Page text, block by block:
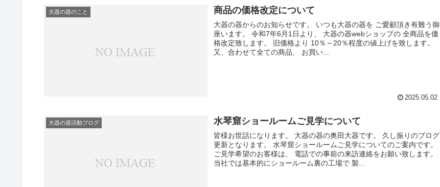
大器の器のこと 商品の価格改定について
大器の器からのお知らせです。 いつも大器の器を ご愛顧頂き有難う御
座います。 令和7年6月1日より、 大器の器webショップの 全商品を価
格改定致します。 旧価格より 10％～20％程度の値上げを致します。
又、合わせて全ての商品、 お買い...
2025.05.02
大器の器活動ブログ 水琴窟ショールームご見学について
皆様お世話になります。 大器の器の奥田大器です。 久し振りのブログ
更新となります。 水琴窟ショールームご見学についてのご案内です。
ご見学希望のお客様は、 電話での事前の来訪連絡をお願い致します。
当社では基本的にショールーム裏の工場で 製...